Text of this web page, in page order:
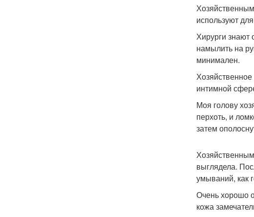
используют
Хирурги знают
намылить на
минимален.
интимной
Моя голову
перхоть, и
затем
выглядела.
умываний, как
Очень хорошо
кожа